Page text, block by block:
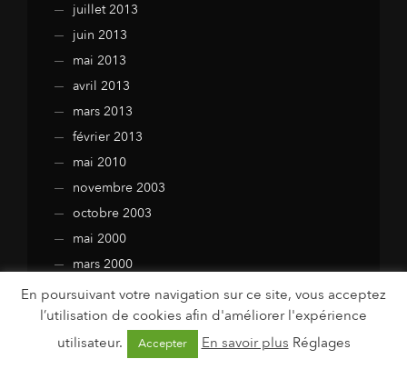
juillet 2013
juin 2013
mai 2013
avril 2013
mars 2013
février 2013
mai 2010
novembre 2003
octobre 2003
mai 2000
mars 2000
août 1999
mai 1985
juillet 1980
En poursuivant votre navigation sur ce site, vous acceptez
l’utilisation de cookies afin d'améliorer l'expérience
utilisateur.
Accepter En savoir plus Réglages